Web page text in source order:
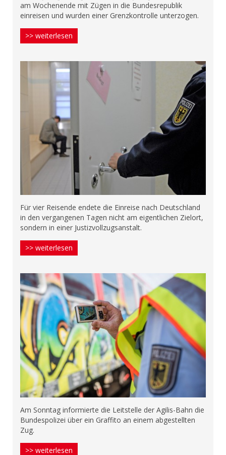
am Wochenende mit Zügen in die Bundesrepublik
einreisen und wurden einer Grenzkontrolle unterzogen.
>> weiterlesen
Für vier Reisende endete die Einreise nach Deutschland
in den vergangenen Tagen nicht am eigentlichen Zielort,
sondern in einer Justizvollzugsanstalt.
>> weiterlesen
Am Sonntag informierte die Leitstelle der Agilis-Bahn die
Bundespolizei über ein Graffito an einem abgestellten
Zug.
>> weiterlesen